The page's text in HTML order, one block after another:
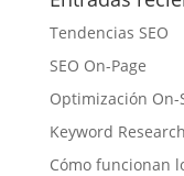
Tendencias SEO
SEO On-Page
Optimización On-
Keyword Research
Cómo funcionan